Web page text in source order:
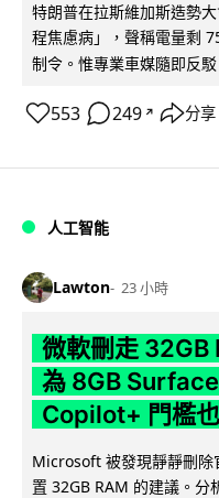
特朗普在拉斯維加斯造勢
程焦慮病」，聲稱電量剩
制令。惟專業車媒隨即反
553 249 ↗ 分享
人工智能
Lawton 23 小時
微軟刪走 32GB
為 8GB
Copilot+ 門檻
Microsoft 被發現靜靜刪除
置 32GB RAM 的建議。分